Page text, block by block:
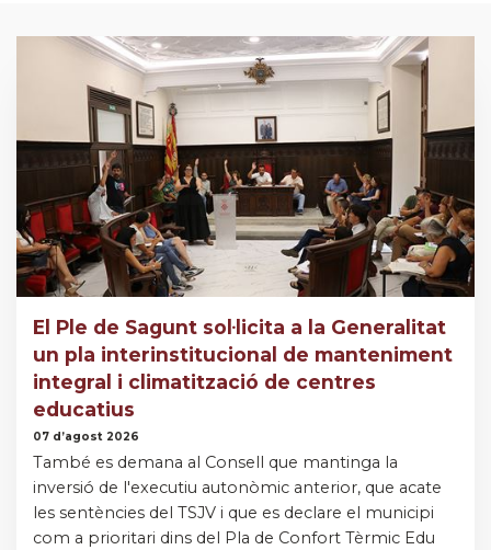
El Ple de Sagunt sol·licita a la Generalitat
un pla interinstitucional de manteniment
integral i climatització de centres
educatius
07 d’agost 2026
També es demana al Consell que mantinga la
inversió de l'executiu autonòmic anterior, que acate
les sentències del TSJV i que es declare el municipi
com a prioritari dins del Pla de Confort Tèrmic Edu